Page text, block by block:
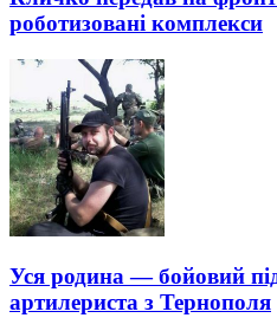
роботизовані комплекси
Уся родина — бойовий
артилериста з Тернополя